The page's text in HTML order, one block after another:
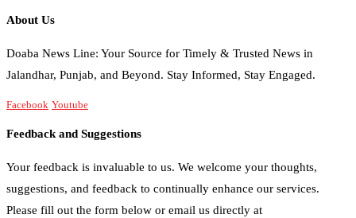
About Us
Doaba News Line: Your Source for Timely & Trusted News in
Jalandhar, Punjab, and Beyond. Stay Informed, Stay Engaged.
Facebook Youtube
Feedback and Suggestions
Your feedback is invaluable to us. We welcome your thoughts,
suggestions, and feedback to continually enhance our services.
Please fill out the form below or email us directly at